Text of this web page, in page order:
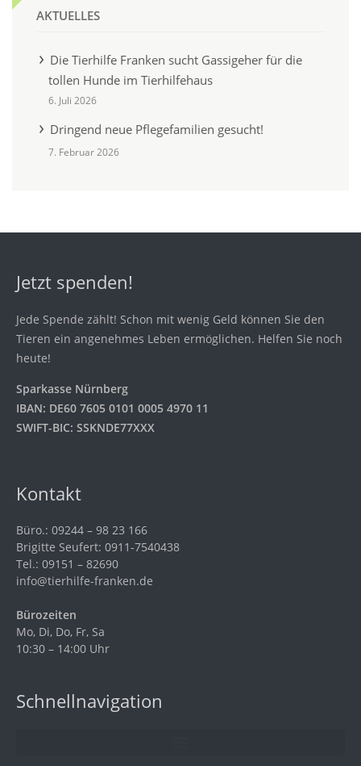
AKTUELLES
Die Tierhilfe Franken sucht Gassigeher für die
tollen Hunde im Tierhilfehaus
6. Juli 2026
Dringend neue Pflegefamilien gesucht!
7. Februar 2026
Jetzt spenden!
Jede Spende zählt! Schon mit wenig Geld können Sie den
Tieren ein angenehmes Leben ermöglichen. Helfen Sie noch
heute!
Sparkasse Nürnberg
IBAN: DE60 7605 0101 0005 4970 11
SWIFT-BIC: SSKNDE77XXX
Kontakt
Büro.: 09244 – 98 23 166
Brigitte Seufert: 0911-7540438
Tel.: 09151 – 82690
info@tierhilfe-franken.de
Bürozeiten
Mo, Di, Do, Fr, Sa
10:30 – 14:00 Uhr
Schnellnavigation